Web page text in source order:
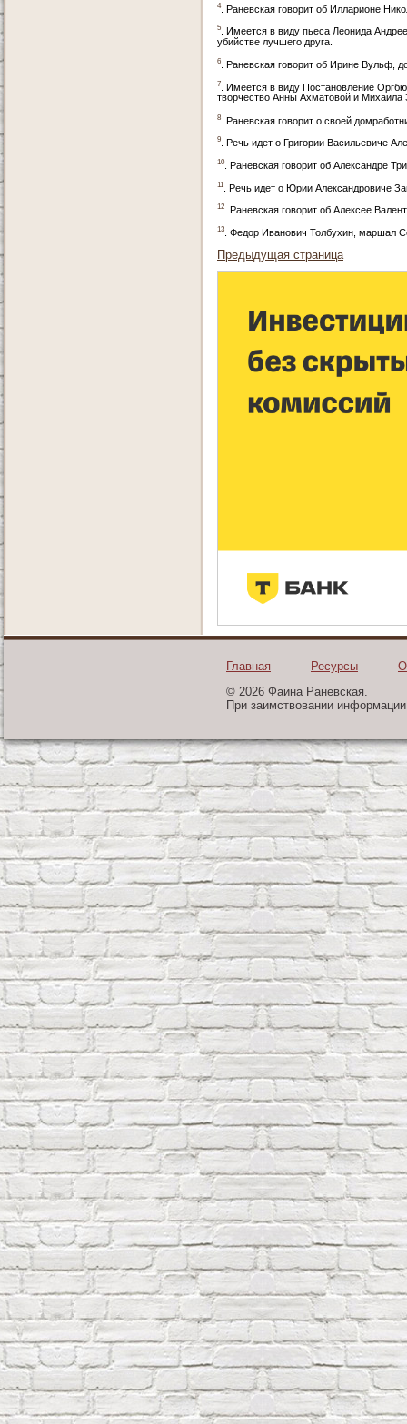
4. Раневская говорит об Илларионе
5
. Имеется в виду пьеса Леонида
убийстве лучшего друга.
6 . Раневская говорит об Ирине Вульф,
7
. Имеется в виду Постановление
творчество Анны Ахматовой и Михаила
8 . Раневская говорит о своей
9 . Речь идет о Григории Васильевиче
10 . Раневская говорит об Александре
11 . Речь идет о Юрии Александровиче
12 . Раневская говорит об Алексее
13 . Федор Иванович Толбухин, маршал
Предыдущая страница
Главная Ресурсы
© 2026 Фаина Раневская.
При заимствовании